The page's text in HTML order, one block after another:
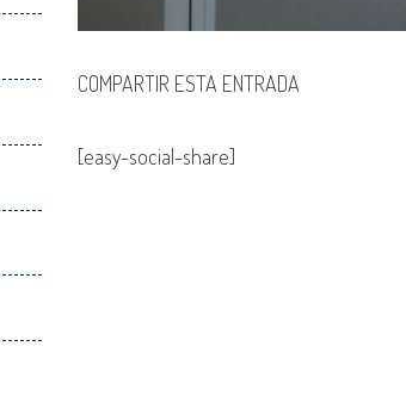
COMPARTIR ESTA ENTRADA
[easy-social-share]